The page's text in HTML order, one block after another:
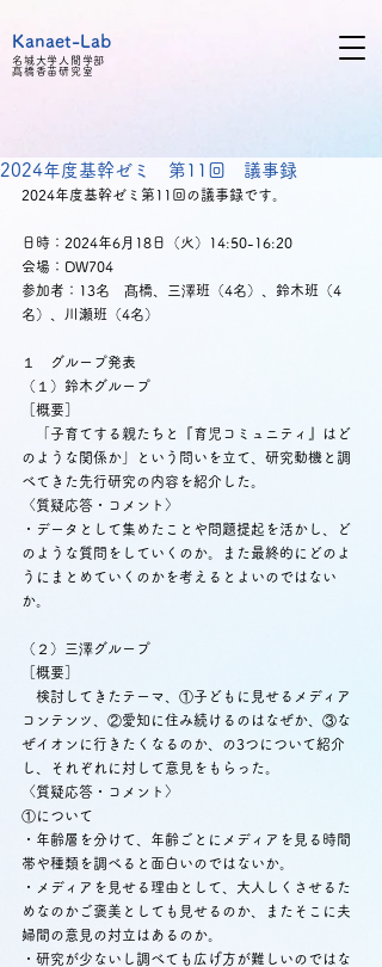
Kanaet-Lab
名城大学人間学部
髙橋香苗研究室
2024年度基幹ゼミ 第11回 議事録
2024年度基幹ゼミ第11回の議事録です。
日時：2024年6月18日（火）14:50-16:20
会場：DW704
参加者：13名　髙橋、三澤班（4名）、鈴木班（4
名）、川瀬班（4名）
１　グループ発表
（１）鈴木グループ
［概要］
「子育てする親たちと『育児コミュニティ』はど
のような関係か」という問いを立て、研究動機と調
べてきた先行研究の内容を紹介した。
〈質疑応答・コメント〉
・データとして集めたことや問題提起を活かし、ど
のような質問をしていくのか。また最終的にどのよ
うにまとめていくのかを考えるとよいのではない
か。
（２）三澤グループ
［概要］
検討してきたテーマ、①子どもに見せるメディア
コンテンツ、②愛知に住み続けるのはなぜか、③な
ぜイオンに行きたくなるのか、の3つについて紹介
し、それぞれに対して意見をもらった。
〈質疑応答・コメント〉
①について
・年齢層を分けて、年齢ごとにメディアを見る時間
帯や種類を調べると面白いのではないか。
・メディアを見せる理由として、大人しくさせるた
めなのかご褒美としても見せるのか、またそこに夫
婦間の意見の対立はあるのか。
・研究が少ないし調べても広げ方が難しいのではな